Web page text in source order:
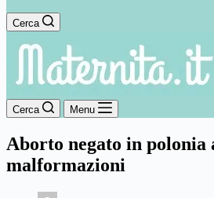
Cerca
Cerca Menu
Aborto negato in polonia
malformazioni